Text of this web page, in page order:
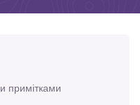
примітками